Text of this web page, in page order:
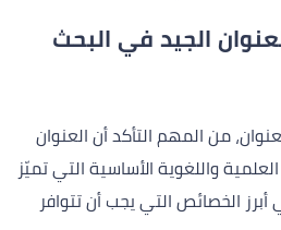
الجيد في البحث
من المهم التأكد أن العنوان
واللغوية الأساسية التي تميّز
أبرز الخصائص التي يجب أن تتوافر